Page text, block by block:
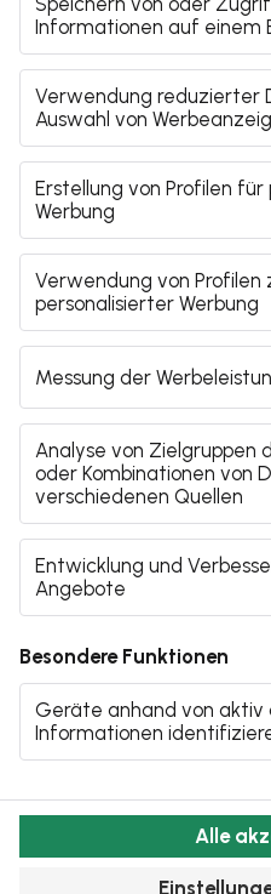
Formuliere deinen
vollständigen
unnötige
Kontakt
Datenschutz
AGB
Lieferketten
Impressum
Eine Marke der